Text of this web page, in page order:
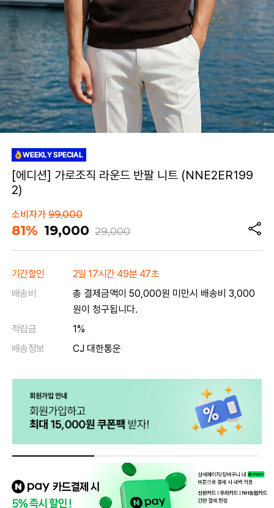
[에디션] 가로조직 라운드 반팔 니트 (NNE2ER199
2)
소비자가99,000
81% 19,000 29,000
기간할인
2일 17시간 49분 47초
배송비
총 결제금액이 50,000원 미만시 배송비 3,000
원이 청구됩니다.
적립금
1%
배송정보
CJ 대한통운